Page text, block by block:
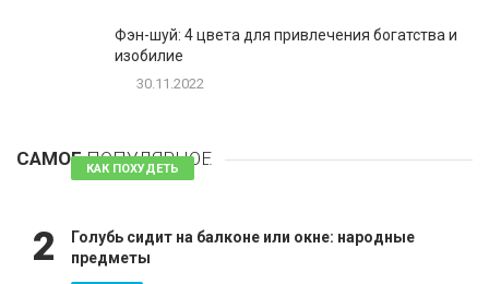
Фэн-шуй: 4 цвета для привлечения богатства и
изобилие
30.11.2022
САМОЕПОПУЛЯРНОЕ
КАК ПОХУДЕТЬ 81 комментарий
2
Голубь сидит на балконе или окне: народные
предметы